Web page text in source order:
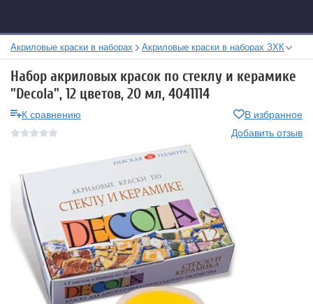
Акриловые краски в наборах Акриловые краски в наборах ЗХК
Набор акриловых красок по стеклу и керамике
"Decola", 12 цветов, 20 мл, 4041114
К сравнению
В избранное
Добавить отзыв